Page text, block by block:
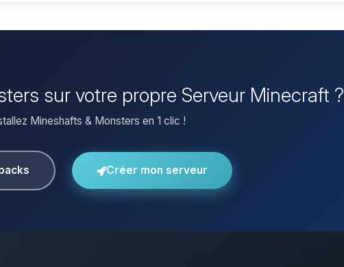
sur votre propre Serveur Minecraft ?
Mineshafts & Monsters en 1 clic !
Créer mon serveur